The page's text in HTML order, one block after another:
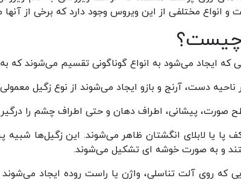
چیست؟
که ایجاد می‌شود به انواع گوناگونی تقسیم می‌شوند که
ناحیه دست، آرنج و بازو ایجاد می‌شوند از نوع زگیل
صورت، پیشانی، اطراف دهان و حتی اطراف چشم را
پا یا لابلای انگشتان ظاهر می‌شوند. این زگیل‌ها شبیه
و به صورت خوشه ای تشکیل می‌شوند.
که روی آلت تناسلی، واژن یا راست روده ایجاد می‌شوند